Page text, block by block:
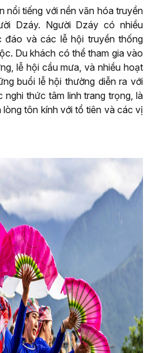
nổi tiếng với nền văn hóa truyền
Dzáy. Người Dzáy có nhiều
đáo và các lễ hội truyền thống
Du khách có thể tham gia vào
lễ hội cầu mưa, và nhiều hoạt
buổi lễ hội thường diễn ra với
nghi thức tâm linh trang trọng, là
lòng tôn kính với tổ tiên và các vị